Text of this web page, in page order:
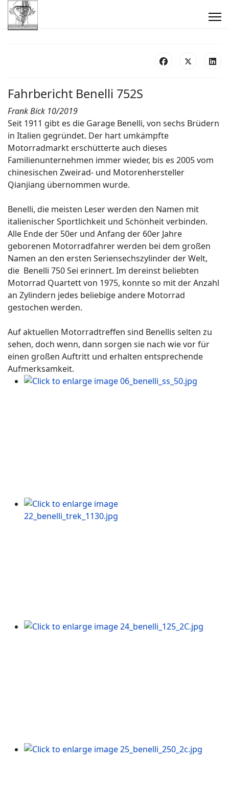
Fahrbericht Benelli 752S
Frank Bick 10/2019
Seit 1911 gibt es die Garage Benelli, von sechs Brüdern
in Italien gegründet. Der hart umkämpfte
Motorradmarkt erschütterte auch dieses
Familienunternehmen immer wieder, bis es 2005 vom
chinesischen Zweirad- und Motorenhersteller
Qianjiang übernommen wurde.
Benelli, die meisten Leser werden den Namen mit
italienischer Sportlichkeit und Schönheit verbinden.
Alle Ende der 50er und Anfang der 60er Jahre
geborenen Motorradfahrer werden bei dem großen
Namen an den ersten Seriensechszylinder der Welt,
die Benelli 750 Sei erinnert. Im dereinst beliebten
Motorrad Quartett von 1975, konnte so mit der Anzahl
an Zylindern jedes beliebige andere Motorrad
gestochen werden.
Auf aktuellen Motorradtreffen sind Benellis selten zu
sehen, doch wenn, dann sorgen sie nach wie vor für
einen großen Auftritt und erhalten entsprechende
Aufmerksamkeit.